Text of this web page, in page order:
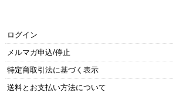
ログイン
メルマガ申込/停止
特定商取引法に基づく表示
送料とお支払い方法について